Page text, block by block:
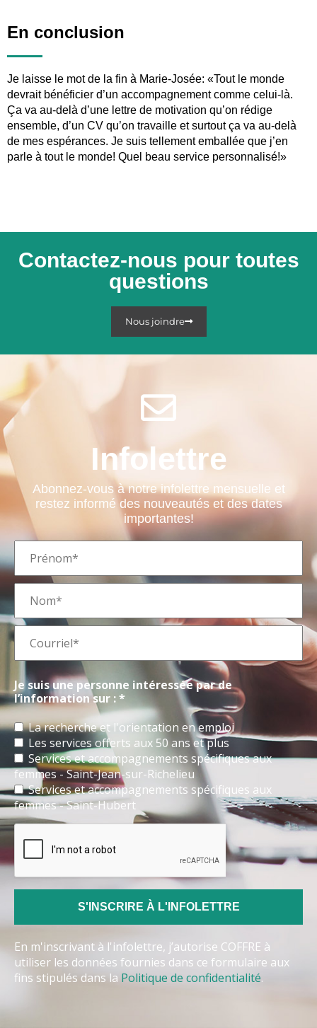
En conclusion
Je laisse le mot de la fin à Marie-Josée: «Tout le monde
devrait bénéficier d’un accompagnement comme celui-là.
Ça va au-delà d’une lettre de motivation qu’on rédige
ensemble, d’un CV qu’on travaille et surtout ça va au-delà
de mes espérances. Je suis tellement emballée que j’en
parle à tout le monde! Quel beau service personnalisé!»
Contactez-nous pour toutes
questions
Nous joindre
Infolettre
Abonnez-vous à notre infolettre mensuelle et
restez informé des nouveautés et des dates
importantes!
Je suis une personne intéressée par de
l’information sur : *
La recherche et l'orientation en emploi
Les services offerts aux 50 ans et plus
Services et accompagnements spécifiques aux
femmes - Saint-Jean-sur-Richelieu
Services et accompagnements spécifiques aux
femmes - Saint-Hubert
En m'inscrivant à l'infolettre, j’autorise COFFRE à
utiliser les données fournies dans ce formulaire aux
fins stipulés dans la Politique de confidentialité.